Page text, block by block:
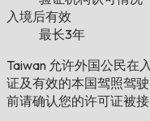
入境后有效
最长3年
Taiwan 允许外国公民在
证及有效的本国驾照驾
前请确认您的许可证被接